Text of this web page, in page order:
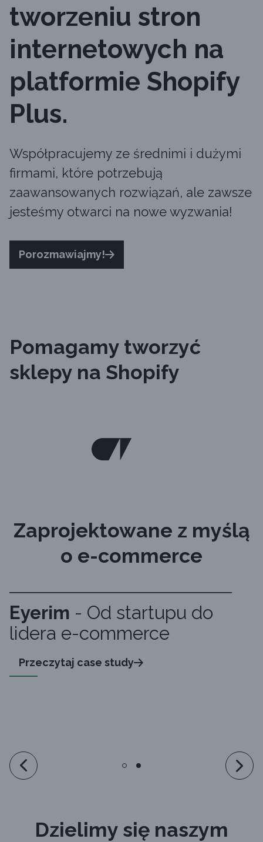
tworzeniu stron
internetowych na
platformie Shopify
Plus.
Współpracujemy ze średnimi i dużymi
firmami, które potrzebują
zaawansowanych rozwiązań, ale zawsze
jesteśmy otwarci na nowe wyzwania!
Porozmawiajmy!
Pomagamy tworzyć
sklepy na Shopify
Zaprojektowane z myślą
o e-commerce
Eyerim - Od startupu do
lidera e-commerce
Przeczytaj case study
Dzielimy się naszym